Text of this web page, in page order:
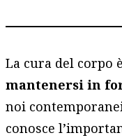
La cura del corpo
mantenersi in
noi
conosce